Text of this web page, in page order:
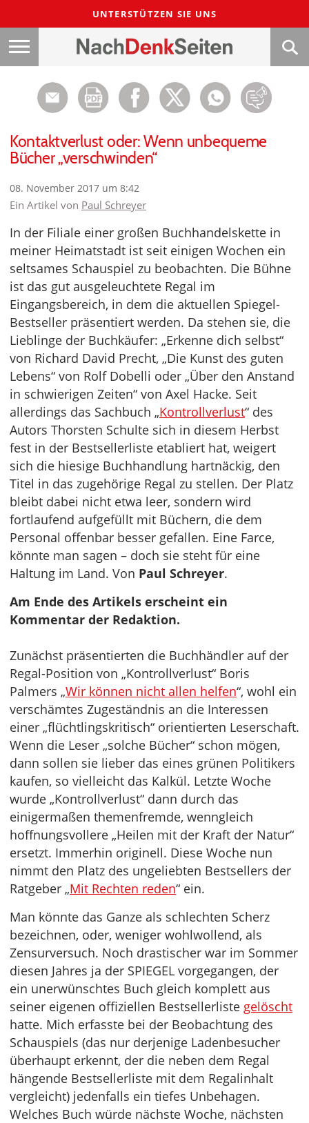
UNTERSTÜTZEN SIE UNS
Kontaktverlust oder: Wenn unbequeme
Bücher „verschwinden“
08. November 2017 um 8:42
Ein Artikel von Paul Schreyer
In der Filiale einer großen Buchhandelskette in
meiner Heimatstadt ist seit einigen Wochen ein
seltsames Schauspiel zu beobachten. Die Bühne
ist das gut ausgeleuchtete Regal im
Eingangsbereich, in dem die aktuellen Spiegel-
Bestseller präsentiert werden. Da stehen sie, die
Lieblinge der Buchkäufer: „Erkenne dich selbst“
von Richard David Precht, „Die Kunst des guten
Lebens“ von Rolf Dobelli oder „Über den Anstand
in schwierigen Zeiten“ von Axel Hacke. Seit
allerdings das Sachbuch „Kontrollverlust“ des
Autors Thorsten Schulte sich in diesem Herbst
fest in der Bestsellerliste etabliert hat, weigert
sich die hiesige Buchhandlung hartnäckig, den
Titel in das zugehörige Regal zu stellen. Der Platz
bleibt dabei nicht etwa leer, sondern wird
fortlaufend aufgefüllt mit Büchern, die dem
Personal offenbar besser gefallen. Eine Farce,
könnte man sagen – doch sie steht für eine
Haltung im Land. Von Paul Schreyer.
Am Ende des Artikels erscheint ein
Kommentar der Redaktion.
Zunächst präsentierten die Buchhändler auf der
Regal-Position von „Kontrollverlust“ Boris
Palmers „Wir können nicht allen helfen“, wohl ein
verschämtes Zugeständnis an die Interessen
einer „flüchtlingskritisch“ orientierten Leserschaft.
Wenn die Leser „solche Bücher“ schon mögen,
dann sollen sie lieber das eines grünen Politikers
kaufen, so vielleicht das Kalkül. Letzte Woche
wurde „Kontrollverlust“ dann durch das
einigermaßen themenfremde, wenngleich
hoffnungsvollere „Heilen mit der Kraft der Natur“
ersetzt. Immerhin originell. Diese Woche nun
nimmt den Platz des ungeliebten Bestsellers der
Ratgeber „Mit Rechten reden“ ein.
Man könnte das Ganze als schlechten Scherz
bezeichnen, oder, weniger wohlwollend, als
Zensurversuch. Noch drastischer war im Sommer
diesen Jahres ja der SPIEGEL vorgegangen, der
ein unerwünschtes Buch gleich komplett aus
seiner eigenen offiziellen Bestsellerliste gelöscht
hatte. Mich erfasste bei der Beobachtung des
Schauspiels (das nur derjenige Ladenbesucher
überhaupt erkennt, der die neben dem Regal
hängende Bestsellerliste mit dem Regalinhalt
vergleicht) jedenfalls ein tiefes Unbehagen.
Welches Buch würde nächste Woche, nächsten